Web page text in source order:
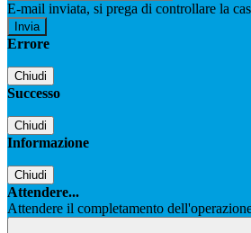
E-mail inviata, si prega di controllare la
Errore
Chiudi
Successo
Chiudi
Informazione
Chiudi
Attendere...
Attendere il completamento